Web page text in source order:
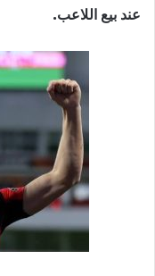
عند بيع اللاعب.